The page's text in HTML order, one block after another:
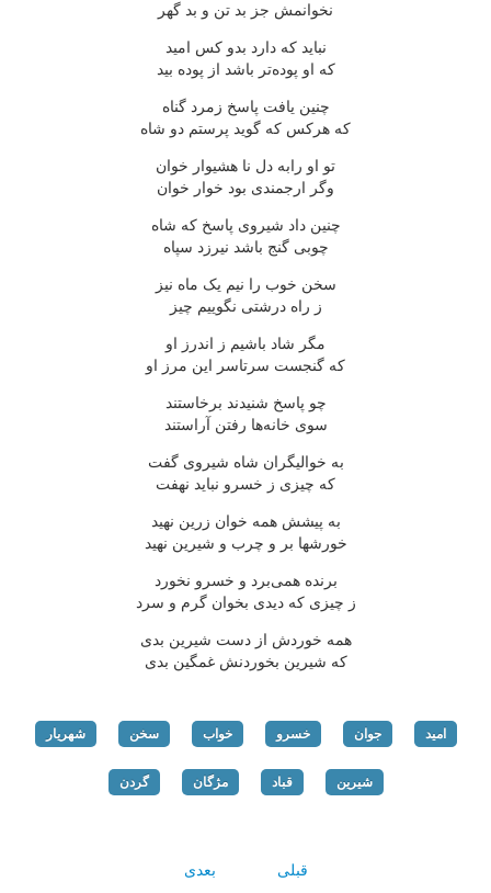
نخوانمش جز بد تن و بد گهر
نباید که دارد بدو کس امید
که او پوده‌تر باشد از پوده بید
چنین یافت پاسخ زمرد گناه
که هرکس که گوید پرستم دو شاه
تو او رابه دل نا هشیوار خوان
وگر ارجمندی بود خوار خوان
چنین داد شیروی پاسخ که شاه
چوبی گنج باشد نیرزد سپاه
سخن خوب را نیم یک ماه نیز
ز راه درشتی نگوییم چیز
مگر شاد باشیم ز اندرز او
که گنجست سرتاسر این مرز او
چو پاسخ شنیدند برخاستند
سوی خانه‌ها رفتن آراستند
به خوالیگران شاه شیروی گفت
که چیزی ز خسرو نباید نهفت
به پیشش همه خوان زرین نهید
خورشها بر و چرب و شیرین نهید
برنده همی‌برد و خسرو نخورد
ز چیزی که دیدی بخوان گرم و سرد
همه خوردش از دست شیرین بدی
که شیرین بخوردنش غمگین بدی
امید جوان خسرو خواب سخن شهریار
شیرین قباد مژگان گردن
قبلی بعدی